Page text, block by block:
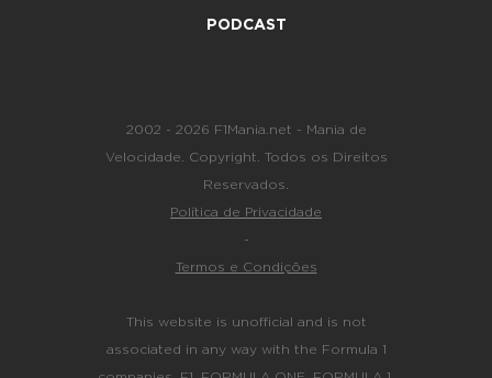
PODCAST
2002 - 2026 F1Mania.net - Mania de
Velocidade. Copyright. Todos os Direitos
Reservados.
Política de Privacidade
-
Termos e Condições
This website is unofficial and is not
associated in any way with the Formula 1